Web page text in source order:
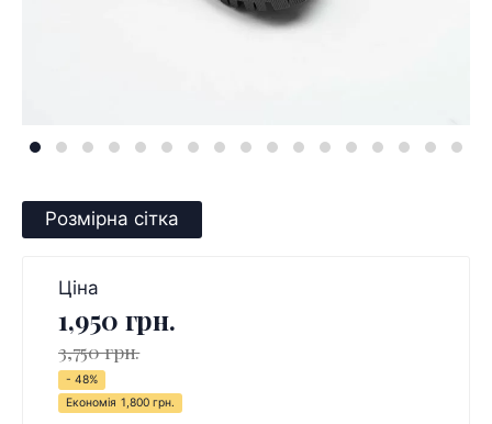
Розмірна сітка
Ціна
1,950 грн.
3,750 грн.
- 48%
Економія 1,800 грн.